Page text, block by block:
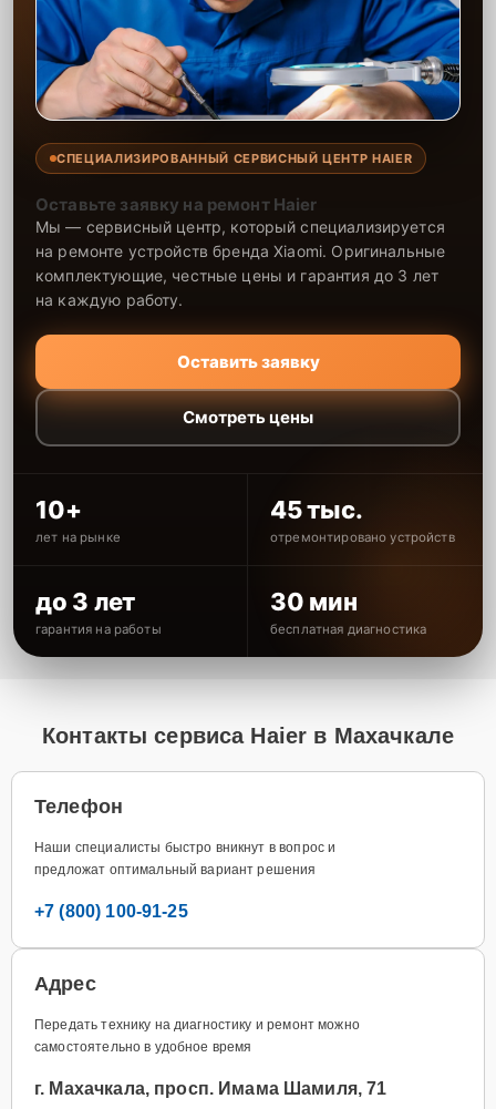
СПЕЦИАЛИЗИРОВАННЫЙ СЕРВИСНЫЙ ЦЕНТР HAIER
Оставьте заявку на ремонт Haier
Мы — сервисный центр, который специализируется
на ремонте устройств бренда Xiaomi. Оригинальные
комплектующие, честные цены и гарантия до 3 лет
на каждую работу.
Оставить заявку
Смотреть цены
10+
лет на рынке
45 тыс.
отремонтировано устройств
до 3 лет
гарантия на работы
30 мин
бесплатная диагностика
Контакты сервиса Haier в Махачкале
Телефон
Наши специалисты быстро вникнут в вопрос и
предложат оптимальный вариант решения
+7 (800) 100-91-25
Адрес
Передать технику на диагностику и ремонт можно
самостоятельно в удобное время
г. Махачкала, просп. Имама Шамиля, 71